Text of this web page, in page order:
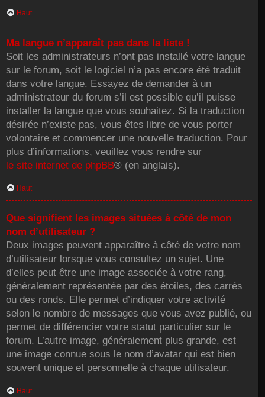
Haut
Ma langue n’apparaît pas dans la liste !
Soit les administrateurs n’ont pas installé votre langue
sur le forum, soit le logiciel n’a pas encore été traduit
dans votre langue. Essayez de demander à un
administrateur du forum s’il est possible qu’il puisse
installer la langue que vous souhaitez. Si la traduction
désirée n’existe pas, vous êtes libre de vous porter
volontaire et commencer une nouvelle traduction. Pour
plus d’informations, veuillez vous rendre sur
le site internet de phpBB® (en anglais).
Haut
Que signifient les images situées à côté de mon
nom d’utilisateur ?
Deux images peuvent apparaître à côté de votre nom
d’utilisateur lorsque vous consultez un sujet. Une
d’elles peut être une image associée à votre rang,
généralement représentée par des étoiles, des carrés
ou des ronds. Elle permet d’indiquer votre activité
selon le nombre de messages que vous avez publié, ou
permet de différencier votre statut particulier sur le
forum. L’autre image, généralement plus grande, est
une image connue sous le nom d’avatar qui est bien
souvent unique et personnelle à chaque utilisateur.
Haut